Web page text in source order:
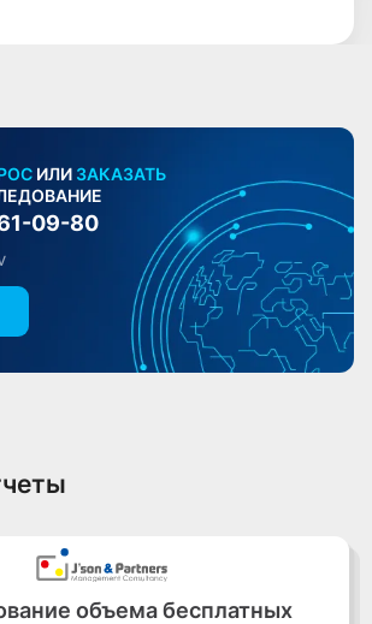
ИЛИ ЗАКАЗАТЬ
09-80
объема бесплатных